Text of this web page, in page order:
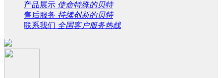
产品展示 使命特殊的贝特
售后服务 持续创新的贝特
联系我们 全国客户服务热线